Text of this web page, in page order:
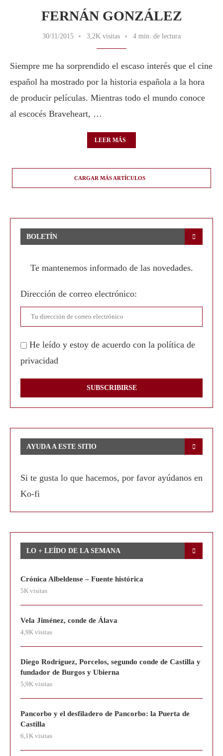
FERNÁN GONZÁLEZ
30/11/2015 3,2K visitas 4 min. de lectura
Siempre me ha sorprendido el escaso interés que el cine
español ha mostrado por la historia española a la hora
de producir películas. Mientras todo el mundo conoce
al escocés Braveheart, …
LEER MÁS
CARGAR MÁS ARTÍCULOS
BOLETÍN
Te mantenemos informado de las novedades.
Dirección de correo electrónico:
He leído y estoy de acuerdo con la política de
privacidad
AYUDA A ESTE SITIO
Si te gusta lo que hacemos, por favor ayúdanos en
Ko-fi
LO + LEÍDO DE LA SEMANA
Crónica Albeldense – Fuente histórica
5K visitas
Vela Jiménez, conde de Álava
4,9K visitas
Diego Rodríguez, Porcelos, segundo conde de Castilla y
fundador de Burgos y Ubierna
5,9K visitas
Pancorbo y el desfiladero de Pancorbo: la Puerta de
Castilla
6,1K visitas